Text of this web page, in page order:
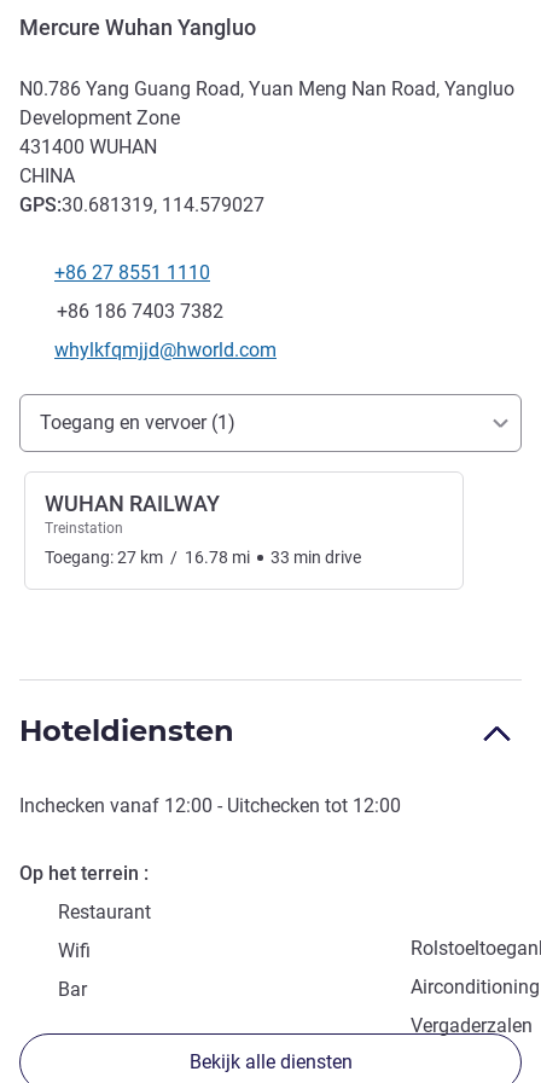
Mercure Wuhan Yangluo
N0.786 Yang Guang Road, Yuan Meng Nan Road, Yangluo
Development Zone
431400 WUHAN
CHINA
GPS:30.681319, 114.579027
Telefoon
+86 27 8551 1110
Fax
+86 186 7403 7382
E-mailadres voor contact
whylkfqmjjd@hworld.com
Toegang en transport
Toegang en vervoer (1)
WUHAN RAILWAY
Treinstation
Toegang:27 km / 16.78 mi 33 min drive
Hoteldiensten
Inchecken vanaf 12:00 - Uitchecken tot 12:00
Op het terrein
Restaurant
Wifi
Airconditioning
Bar
Vergaderzalen
Bekijk alle diensten